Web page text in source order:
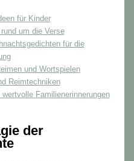
für Kinder
um die Verse
für die
und Wortspielen
Reimtechniken
Familienerinnerungen
der